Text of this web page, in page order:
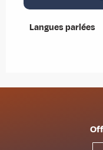
Langues parlées
Langues parlées